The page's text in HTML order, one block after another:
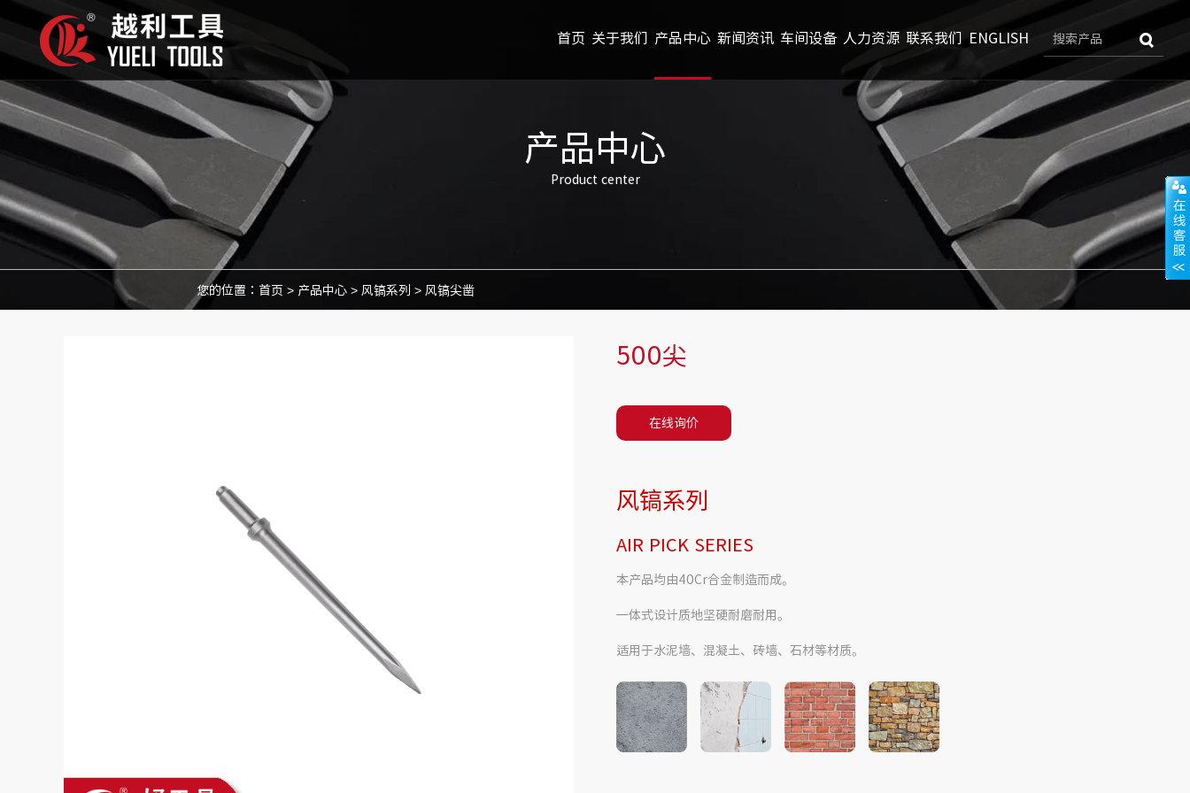
首页 关于我们 产品中心 新闻资讯 车间设备 人力资源 联系我们 ENGLISH
产品中心
Product center
您的位置： 首页 > 产品中心> 风镐系列 > 风镐尖凿
500尖
在线询价
风镐系列
AIR PICK SERIES
本产品均由40Cr合金制造而成。
一体式设计质地坚硬耐磨耐用。
适用于水泥墙、混凝土、砖墙、石材等材质。